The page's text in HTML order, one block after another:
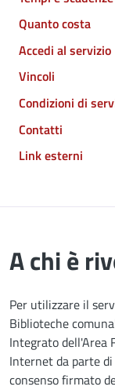
Quanto costa
Accedi al servizio
Vincoli
Condizioni di
Contatti
Link esterni
A chi è
Per utilizzare il
Biblioteche
Integrato dell'Area
Internet da parte
consenso firmato